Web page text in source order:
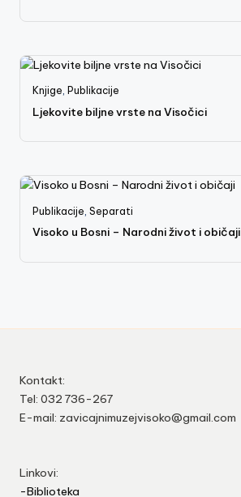
Knjige, Publikacije
Ljekovite biljne vrste na Visočici
Publikacije ,Separati
Visoko u Bosni – Narodni život i običaji
Kontakt:
Tel: 032 736-267
E-mail: zavicajnimuzejvisoko@gmail.com
Linkovi:
-Biblioteka